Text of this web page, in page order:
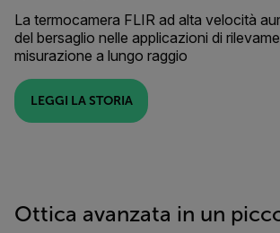
La termocamera FLIR ad alta velocità
del bersaglio nelle applicazioni di
misurazione a lungo raggio
LEGGI LA STORIA
Ottica avanzata in un